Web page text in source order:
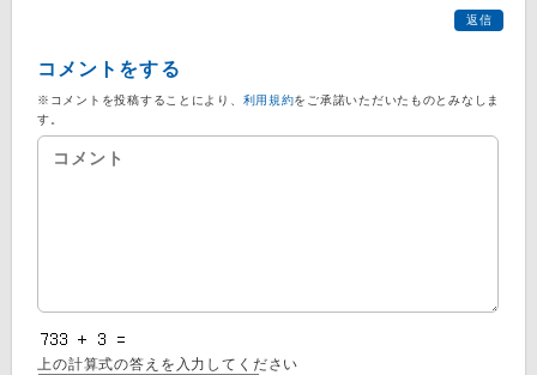
返信
コメントをする
※コメントを投稿することにより、 利用規約をご承諾いただいたものとみなしま
す。
上の計算式の答えを入力してください